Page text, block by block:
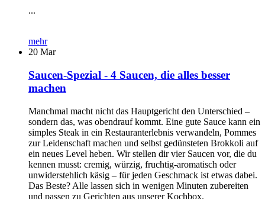
...
mehr
20 Mar
Saucen-Spezial - 4 Saucen, die alles besser
machen
Manchmal macht nicht das Hauptgericht den Unterschied –
sondern das, was obendrauf kommt. Eine gute Sauce kann ein
simples Steak in ein Restauranterlebnis verwandeln, Pommes
zur Leidenschaft machen und selbst gedünsteten Brokkoli auf
ein neues Level heben. Wir stellen dir vier Saucen vor, die du
kennen musst: cremig, würzig, fruchtig-aromatisch oder
unwiderstehlich käsig – für jeden Geschmack ist etwas dabei.
Das Beste? Alle lassen sich in wenigen Minuten zubereiten
und passen zu Gerichten aus unserer Kochbox.